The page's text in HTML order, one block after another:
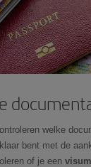
welke
bent met de
of je een